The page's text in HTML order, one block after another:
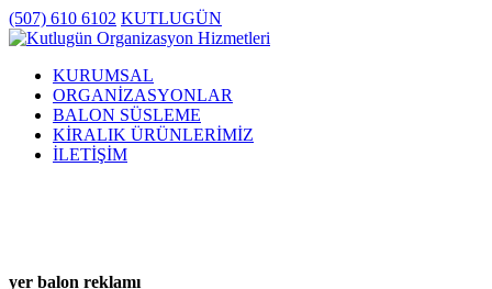
(507) 610 6102 KUTLUGÜN
KURUMSAL
ORGANİZASYONLAR
BALON SÜSLEME
KİRALIK ÜRÜNLERİMİZ
İLETİŞİM
yer balon reklamı